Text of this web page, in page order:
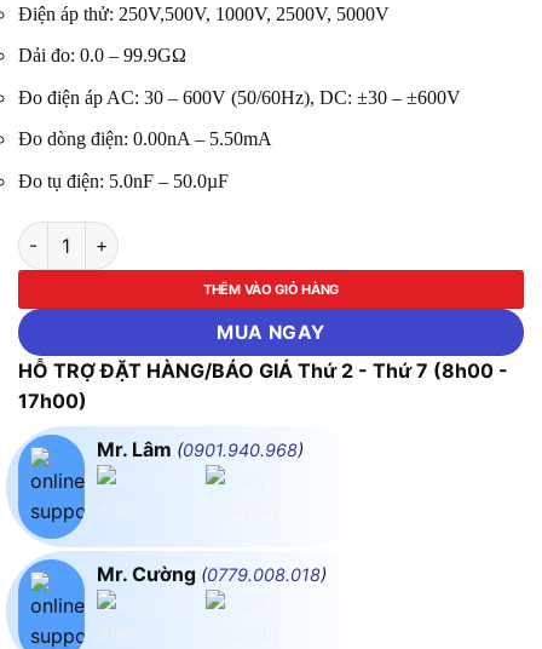
Điện áp thử: 250V,500V, 1000V, 2500V, 5000V
Dải đo: 0.0 – 99.9GΩ
Đo điện áp AC: 30 – 600V (50/60Hz), DC: ±30 – ±600V
Đo dòng điện: 0.00nA – 5.50mA
Đo tụ điện: 5.0nF – 50.0µF
Thiết Bị Đo Cách Điện Kyoritsu 3127 số lượng
THÊM VÀO GIỎ HÀNG
MUA NGAY
HỖ TRỢ ĐẶT HÀNG/BÁO GIÁ Thứ 2 - Thứ 7 (8h00 -
17h00)
Mr. Lâm (0901.940.968)
Mr. Cường (0779.008.018)